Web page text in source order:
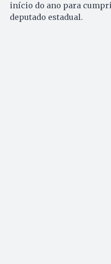
início do ano para
deputado estadual.